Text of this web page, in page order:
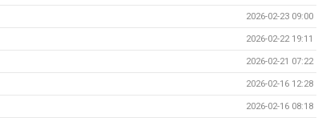
2026-02-23 09:00
2026-02-22 19:11
2026-02-21 07:22
2026-02-16 12:28
2026-02-16 08:18